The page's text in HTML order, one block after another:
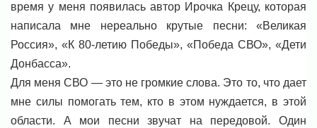
время у меня появилась автор Ирочка Крецу, которая
написала мне нереально крутые песни: «Великая
Россия», «К 80-летию Победы», «Победа СВО», «Дети
Донбасса».
Для меня СВО — это не громкие слова. Это то, что дает
мне силы помогать тем, кто в этом нуждается, в этой
области. А мои песни звучат на передовой. Один